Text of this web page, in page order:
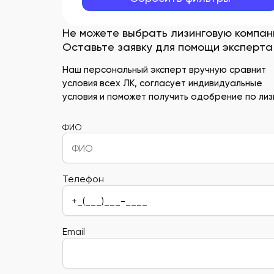
Не можете выбрать лизинговую
Оставьте заявку для помощи эксперта
Наш персональный эксперт вручную сравнит
условия всех ЛК, согласует индивидуальные
условия и поможет получить одобрение по
ФИО
Телефон
Email